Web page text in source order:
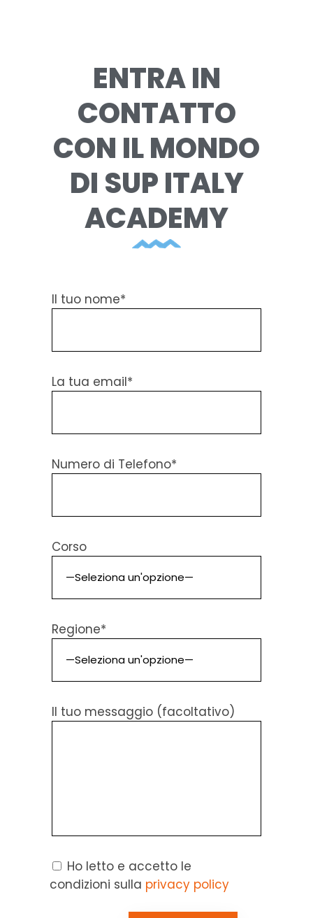
ENTRA IN
CONTATTO
CON IL MONDO
DI SUP ITALY
ACADEMY
Il tuo nome*
La tua email*
Numero di Telefono*
Corso
Regione*
Il tuo messaggio (facoltativo)
Ho letto e accetto le
condizioni sulla privacy policy